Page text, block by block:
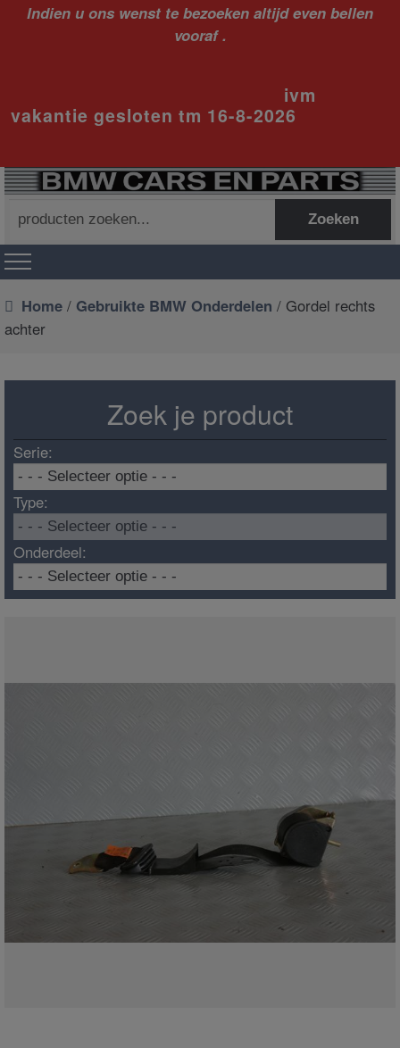
Indien u ons wenst te bezoeken altijd even bellen
vooraf .
ivm
vakantie gesloten tm 16-8-2026
naar:
Zoeken
Home / Gebruikte BMW Onderdelen / Gordel rechts
achter
Zoek je product
Serie:
Type:
Onderdeel: